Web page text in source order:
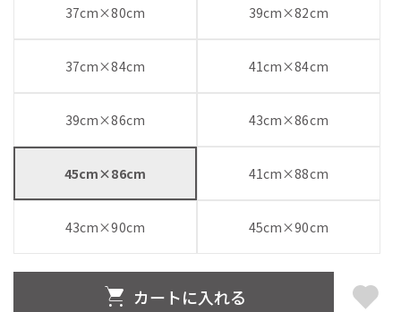
37cm×80cm 39cm×82cm
37cm×84cm 41cm×84cm
39cm×86cm 43cm×86cm
45cm×86cm 41cm×88cm
43cm×90cm 45cm×90cm
カートに入れる